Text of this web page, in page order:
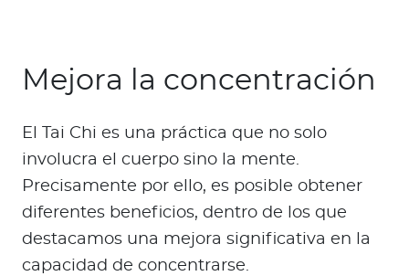
Mejora la concentración
El Tai Chi es una práctica que no solo
involucra el cuerpo sino la mente.
Precisamente por ello, es posible obtener
diferentes beneficios, dentro de los que
destacamos una mejora significativa en la
capacidad de concentrarse.